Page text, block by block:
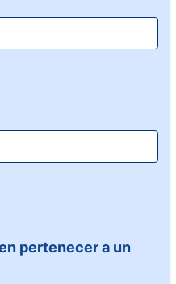
pertenecer a un